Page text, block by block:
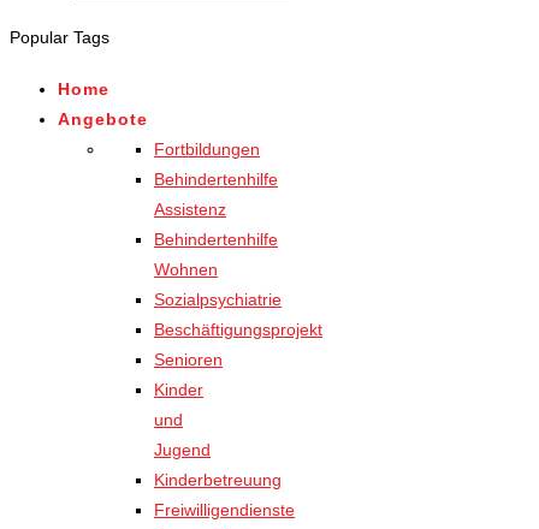
for results.
Popular Tags
Home
Angebote
Fortbildungen
Behindertenhilfe
Assistenz
Behindertenhilfe
Wohnen
Sozialpsychiatrie
Beschäftigungsprojekt
Senioren
Kinder
und
Jugend
Kinderbetreuung
Freiwilligendienste